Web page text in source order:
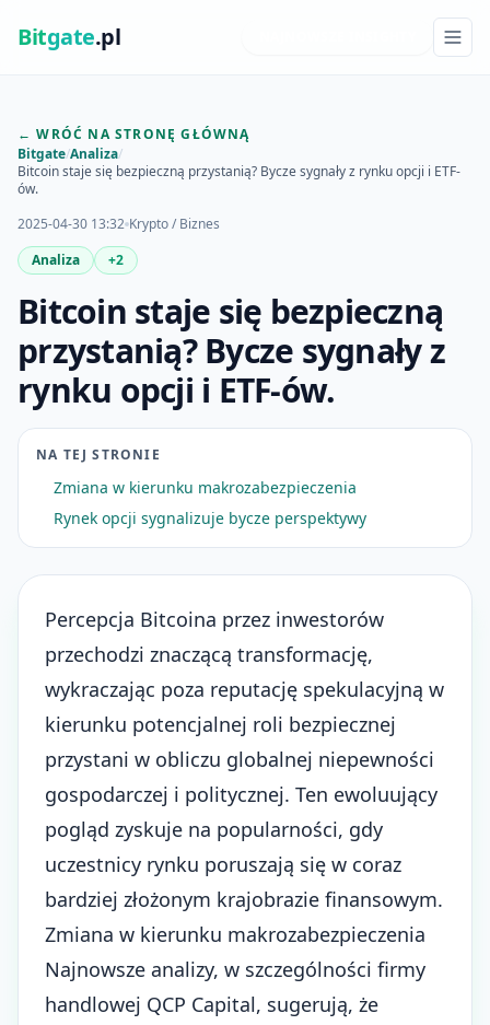
Bitgate.pl
← WRÓĆ NA STRONĘ GŁÓWNĄ
Bitgate/Analiza/
Bitcoin staje się bezpieczną przystanią? Bycze sygnały z rynku opcji i ETF-
ów.
2025-04-30 13:32 Krypto / Biznes
Analiza
+2
Bitcoin staje się bezpieczną
przystanią? Bycze sygnały z
rynku opcji i ETF-ów.
NA TEJ STRONIE
Zmiana w kierunku makrozabezpieczenia
Rynek opcji sygnalizuje bycze perspektywy
Percepcja Bitcoina przez inwestorów
przechodzi znaczącą transformację,
wykraczając poza reputację spekulacyjną w
kierunku potencjalnej roli bezpiecznej
przystani w obliczu globalnej niepewności
gospodarczej i politycznej. Ten ewoluujący
pogląd zyskuje na popularności, gdy
uczestnicy rynku poruszają się w coraz
bardziej złożonym krajobrazie finansowym.
Zmiana w kierunku makrozabezpieczenia
Najnowsze analizy, w szczególności firmy
handlowej QCP Capital, sugerują, że